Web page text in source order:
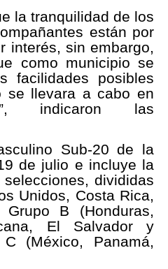
la tranquilidad de los
están por
interés, sin embargo,
como municipio se
facilidades posibles
se llevara a cabo en
indicaron las
Sub-20 de la
de julio e incluye la
divididas
Unidos, Costa Rica,
B (Honduras,
El Salvador y
(México, Panamá,